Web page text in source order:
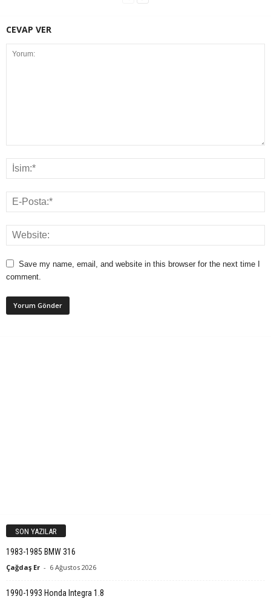
CEVAP VER
Save my name, email, and website in this browser for the next time I
comment.
SON YAZILAR
1983-1985 BMW 316
Çağdaş Er - 6 Ağustos 2026
1990-1993 Honda Integra 1.8